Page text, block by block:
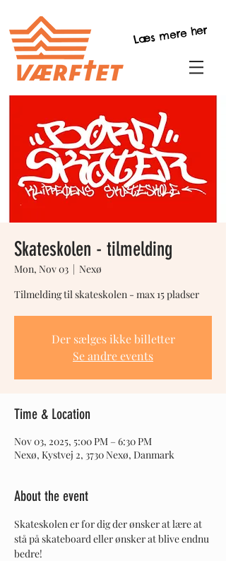
Læs mere her
Skateskolen - tilmelding
Mon, Nov 03
  |
Nexø
Tilmelding til skateskolen - max 15 pladser
Der sælges ikke billetter
Se andre events
Time & Location
Nov 03, 2025, 5:00 PM – 6:30 PM
Nexø, Kystvej 2, 3730 Nexø, Danmark
About the event
Skateskolen er for dig der ønsker at lære at
stå på skateboard eller ønsker at blive endnu
bedre!